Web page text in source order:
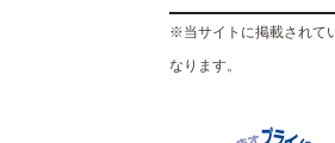
※当サイトに掲載されて
なります。